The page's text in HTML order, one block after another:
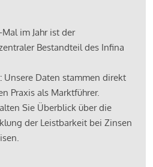
Mal im Jahr ist der
Bestandteil des Infina
Unsere Daten stammen direkt
Praxis als Marktführer.
Sie Überblick über die
der Leistbarkeit bei Zinsen